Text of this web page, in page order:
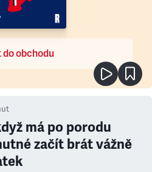
do obchodu
má po porodu
začít brát vážně